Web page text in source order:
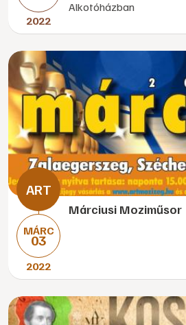
2022
Alkotóházban
MÁRC
03
2022
Márciusi Moziműsor